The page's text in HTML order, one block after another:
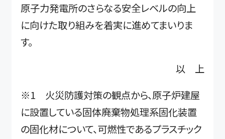
原子力発電所のさらなる安全レベルの向上
に向けた取り組みを着実に進めてまいりま
す。
以 上
※1 火災防護対策の観点から、原子炉建屋
に設置している固体廃棄物処理系固化装置
の固化材について、可燃性であるプラスチック